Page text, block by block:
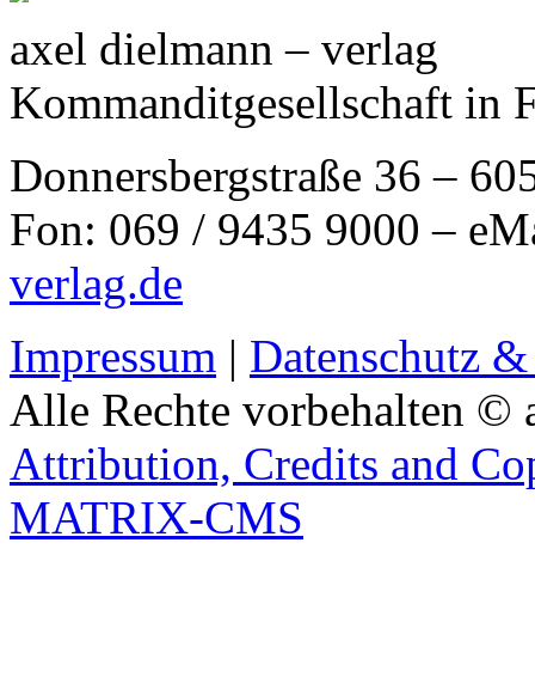
axel dielmann – verlag
Kommanditgesellschaft in
Donnersbergstraße 36 –
Fon: 069 / 9435 9000 –
verlag.de
Impressum | Datenschutz
Alle Rechte vorbehalten ©
Attribution, Credits and
MATRIX-CMS